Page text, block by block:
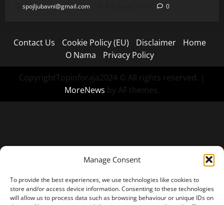
Manage Consent
To provide the best experiences, we use technologies like cookies to
store and/or access device information. Consenting to these technologies
will allow us to process data such as browsing behaviour or unique IDs on
spojljubavni@gmail.com 0
Contact Us Cookie Policy (EU) Disclaimer
Home
O Nama
Privacy Policy
CopyrightTopinforaja2024 © All rights reserved. |
MoreNews by AF themes.